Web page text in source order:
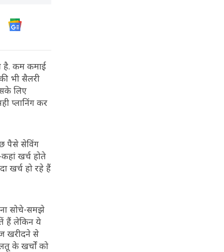
है. कम कमाई
भी सैलरी
लिए
प्लानिंग कर
पैसे सेविंग
खर्च होते
खर्च हो रहे हैं
सोचे-समझे
हैं लेकिन ये
खरीदने से
के खर्चों को